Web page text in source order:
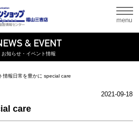
menu
& EVENT
お知らせ・イベント情報
情報 日常を豊かに special care
2021-09-18
care